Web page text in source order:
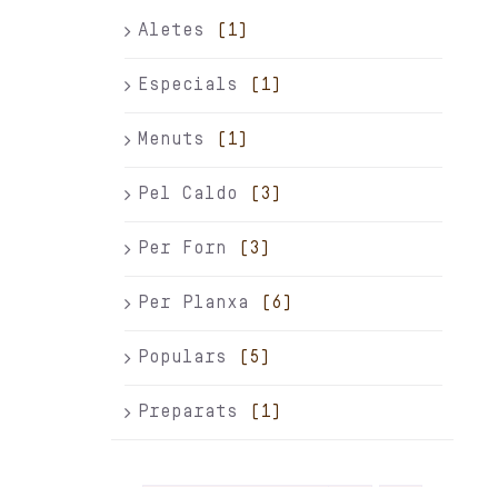
Aletes (1)
Especials (1)
Menuts (1)
Pel Caldo (3)
Per Forn (3)
Per Planxa (6)
Populars (5)
Preparats (1)